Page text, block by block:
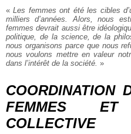
«Les femmes ont été les cibles
milliers d’années. Alors, nous
femmes devrait aussi être
politique, de la science, de la
nous organisons parce que nous
nous voulons mettre en valeur
dans l’intérêt de la société. »
COORDINATION
FEMMES ET
COLLECTIVE